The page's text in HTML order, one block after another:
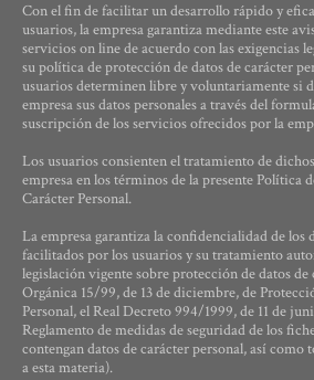
Con el fin de facilitar un desarrollo rápido y
usuarios, la empresa garantiza mediante este
servicios on line de acuerdo con las exigencias
su política de protección de datos de carácter
usuarios determinen libre y voluntariamente si
empresa sus datos personales a través del
suscripción de los servicios ofrecidos por la
Los usuarios consienten el tratamiento de
empresa en los términos de la presente Política
Carácter Personal.
La empresa garantiza la confidencialidad de los
facilitados por los usuarios y su tratamiento
legislación vigente sobre protección de datos de
Orgánica 15/99, de 13 de diciembre, de
Personal, el Real Decreto 994/1999, de 11 de
Reglamento de medidas de seguridad de los
contengan datos de carácter personal, así
a esta materia).